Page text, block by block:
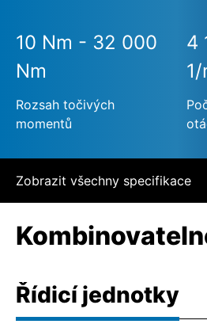
10 Nm - 32 000
Nm
Rozsah točivých
momentů
4
Zobrazit všechny specifikace
Řídicí jednotky